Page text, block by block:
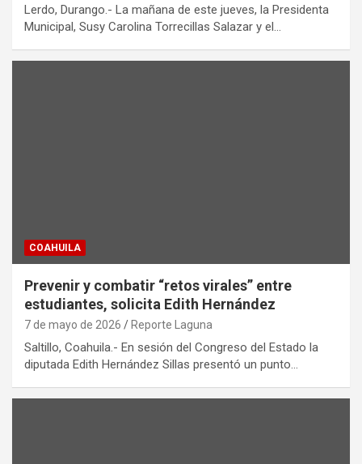
Lerdo, Durango.- La mañana de este jueves, la Presidenta
Municipal, Susy Carolina Torrecillas Salazar y el…
COAHUILA
Prevenir y combatir “retos virales” entre
estudiantes, solicita Edith Hernández
7 de mayo de 2026 Reporte Laguna
Saltillo, Coahuila.- En sesión del Congreso del Estado la
diputada Edith Hernández Sillas presentó un punto…